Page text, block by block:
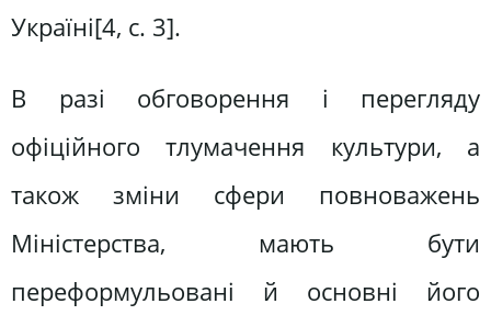
Україні[4, c. 3].
В разі обговорення і перегляду
офіційного тлумачення культури, а
також зміни сфери повноважень
Міністерства, мають бути
переформульовані й основні його